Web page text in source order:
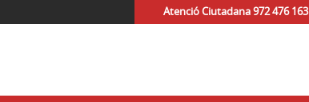
Atenció Ciutadana 972 476 163